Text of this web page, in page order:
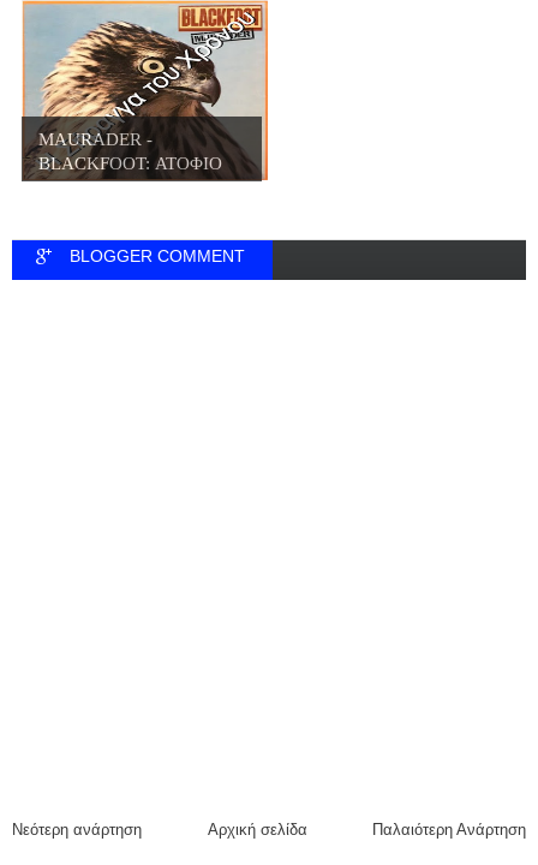
CENTRE ...
MAURADER -
BLACKFOOT: ΑΤΟΦΙΟ
ΚΑΘΑΡΟ...
BLOGGER COMMENT
Νεότερη ανάρτηση Παλαιότερη Ανάρτηση
Αρχική σελίδα